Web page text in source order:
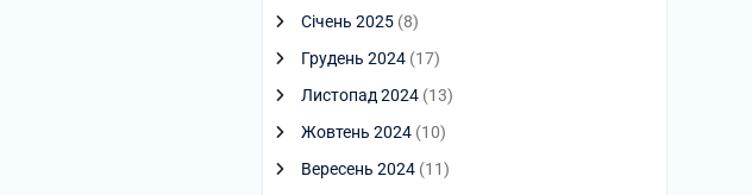
Січень 2025 (8)
Грудень 2024 (17)
Листопад 2024 (13)
Жовтень 2024 (10)
Вересень 2024 (11)